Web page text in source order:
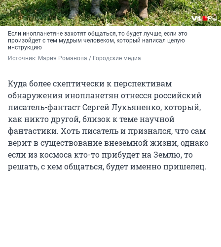
Если инопланетяне захотят общаться, то будет лучше, если это
произойдет с тем мудрым человеком, который написал целую
инструкцию
Источник: Мария Романова / Городские медиа
Куда более скептически к перспективам
обнаружения инопланетян отнесся российский
писатель-фантаст Сергей Лукьяненко, который,
как никто другой, близок к теме научной
фантастики. Хоть писатель и признался, что сам
верит в существование внеземной жизни, однако
если из космоса кто-то прибудет на Землю, то
решать, с кем общаться, будет именно пришелец.